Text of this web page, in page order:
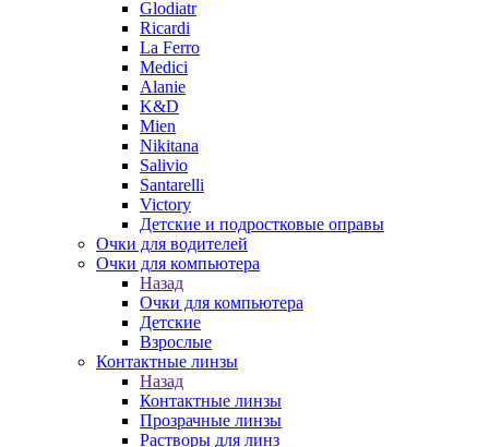
Glodiatr
Ricardi
La Ferro
Medici
Alanie
K&D
Mien
Nikitana
Salivio
Santarelli
Victory
Детские и подростковые оправы
Очки для водителей
Очки для компьютера
Назад
Очки для компьютера
Детские
Взрослые
Контактные линзы
Назад
Контактные линзы
Прозрачные линзы
Растворы для линз